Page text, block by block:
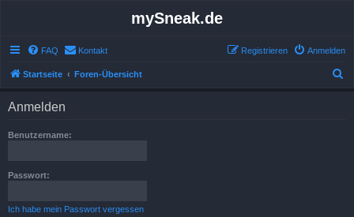
mySneak.de
FAQ Kontakt Anmelden
Registrieren
Startseite Foren-Übersicht
Anmelden
Benutzername:
Passwort:
Ich habe mein Passwort vergessen